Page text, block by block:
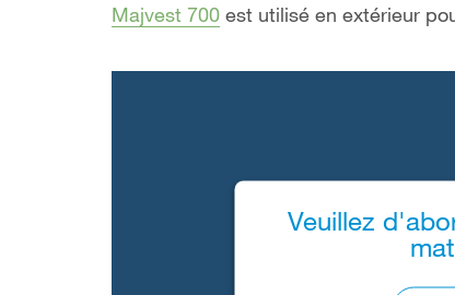
Majvest 700 est utilisé en extérieur
Veuillez